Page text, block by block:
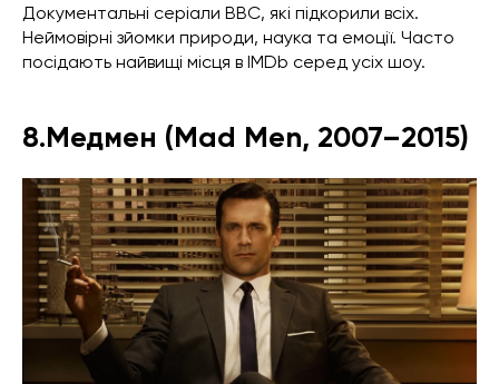
Документальні серіали BBC, які підкорили всіх.
Неймовірні зйомки природи, наука та емоції. Часто
посідають найвищі місця в IMDb серед усіх шоу.
8.Медмен (Mad Men, 2007–2015)